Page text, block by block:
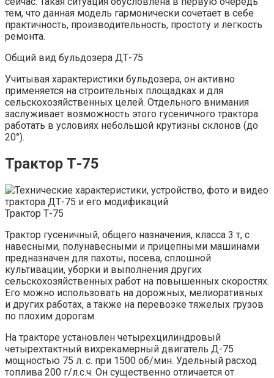
тем, что данная модель гармонически сочетает в себе
практичность, производительность, простоту и легкость
ремонта.
Общий вид бульдозера ДТ-75
Учитывая характеристики бульдозера, он активно
применяется на строительных площадках и для
сельскохозяйственных целей. Отдельного внимания
заслуживает возможность этого гусеничного трактора
работать в условиях небольшой крутизны склонов (до
20°).
Трактор Т-75
Трактор Т-75
Трактор гусеничный, общего назначения, класса 3 т, с
навесными, полунавесными и прицепными машинами
предназначен для пахоты, посева, сплошной
культивации, уборки и выполнения других
сельскохозяйственных работ на повышенных скоростях.
Его можно использовать на дорожных, мелиоративных
и других работах, а также на перевозке тяжелых грузов
по плохим дорогам.
На тракторе установлен четырехцилиндровый
четырехтактный вихрекамерный двигатель Д-75
мощностью 75 л. с. при 1500 об/мин. Удельный расход
топлива 200 г/л.с.ч. Он существенно отличается от